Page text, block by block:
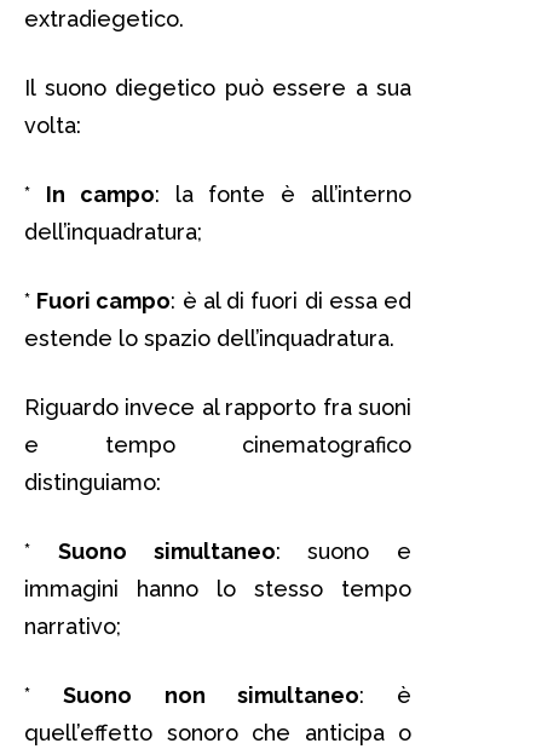
extradiegetico.
Il suono diegetico può essere a sua
volta:
* In campo: la fonte è all’interno
dell’inquadratura;
* Fuori campo: è al di fuori di essa ed
estende lo spazio dell’inquadratura.
Riguardo invece al rapporto fra suoni
e tempo cinematografico
distinguiamo:
* Suono simultaneo: suono e
immagini hanno lo stesso tempo
narrativo;
*Suono non simultaneo: è
quell’effetto sonoro che anticipa o